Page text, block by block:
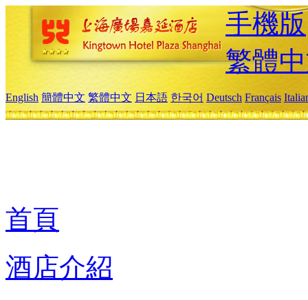
手機版
繁體
English 簡體中文 繁體中文 日本語 한국어 Deutsch Français
首頁
酒店介紹